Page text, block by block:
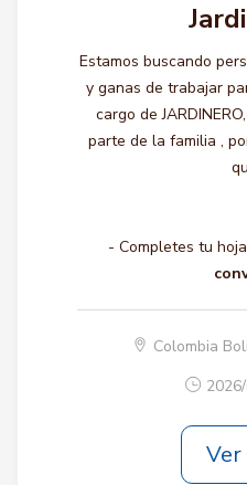
Estamos buscando
y ganas de trabajar
cargo de
parte de la familia ,
- Completes tu
Colombia
Ver